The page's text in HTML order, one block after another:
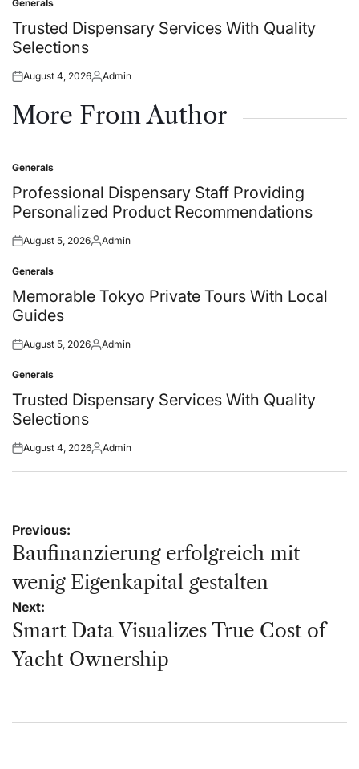
Posted
in
Generals
Trusted Dispensary Services With Quality
Selections
Posted
August 4, 2026Posted
Admin
More From Author
Posted
in
Generals
Professional Dispensary Staff Providing
Personalized Product Recommendations
Posted
August 5, 2026Posted
Admin
Posted
in
Generals
Memorable Tokyo Private Tours With Local
Guides
Posted
August 5, 2026Posted
Admin
Posted
in
Generals
Trusted Dispensary Services With Quality
Selections
Posted
August 4, 2026Posted
Admin
Post
navigation
Previous:
Baufinanzierung erfolgreich mit
wenig Eigenkapital gestalten
Next:
Smart Data Visualizes True Cost of
Yacht Ownership